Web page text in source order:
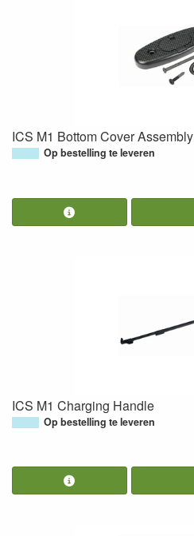
ICS M1 Bottom Cover Assembly
Op bestelling te leveren
ICS M1 Charging Handle
Op bestelling te leveren